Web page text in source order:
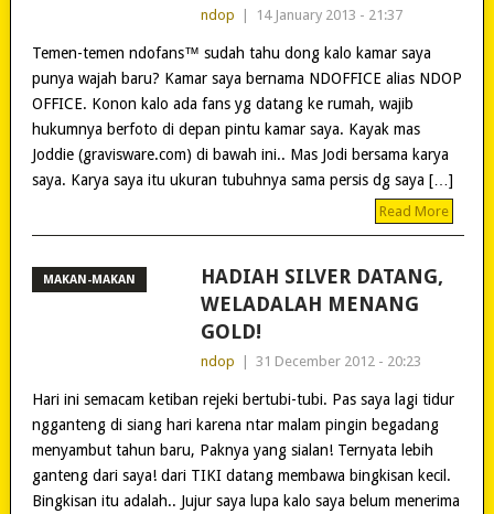
ndop 14 January 2013 - 21:37
Temen-temen ndofans™ sudah tahu dong kalo kamar saya
punya wajah baru? Kamar saya bernama NDOFFICE alias NDOP
OFFICE. Konon kalo ada fans yg datang ke rumah, wajib
hukumnya berfoto di depan pintu kamar saya. Kayak mas
Joddie (gravisware.com) di bawah ini.. Mas Jodi bersama karya
saya. Karya saya itu ukuran tubuhnya sama persis dg saya […]
Read More
MAKAN-MAKAN
HADIAH SILVER DATANG,
WELADALAH MENANG
GOLD!
ndop 31 December 2012 - 20:23
Hari ini semacam ketiban rejeki bertubi-tubi. Pas saya lagi tidur
ngganteng di siang hari karena ntar malam pingin begadang
menyambut tahun baru, Paknya yang sialan! Ternyata lebih
ganteng dari saya! dari TIKI datang membawa bingkisan kecil.
Bingkisan itu adalah.. Jujur saya lupa kalo saya belum menerima